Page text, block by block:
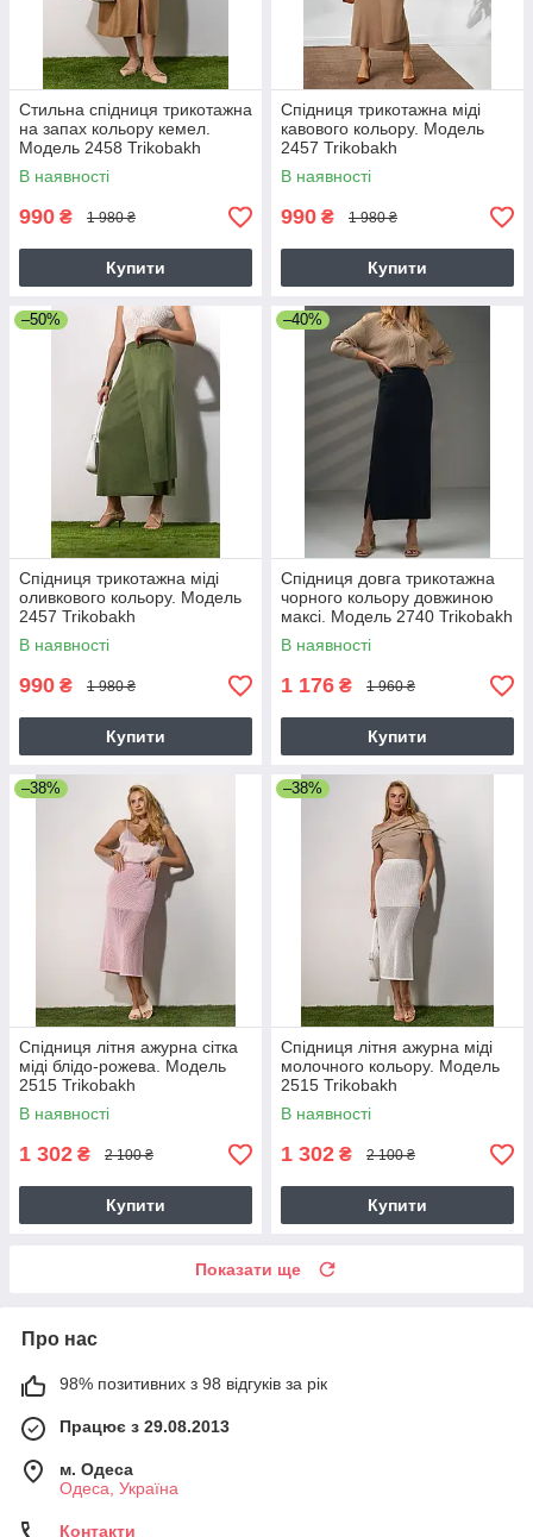
Стильна спідниця трикотажна
на запах кольору кемел.
Модель 2458 Trikobakh
В наявності
990 ₴ 1 980 ₴
Купити
Спідниця трикотажна міді
кавового кольору. Модель
2457 Trikobakh
В наявності
990 ₴ 1 980 ₴
Купити
–50%
Спідниця трикотажна міді
оливкового кольору. Модель
2457 Trikobakh
В наявності
990 ₴ 1 980 ₴
Купити
–40%
Спідниця довга трикотажна
чорного кольору довжиною
максі. Модель 2740 Trikobakh
В наявності
1 176 ₴ 1 960 ₴
Купити
–38%
Спідниця літня ажурна сітка
міді блідо-рожева. Модель
2515 Trikobakh
В наявності
1 302 ₴ 2 100 ₴
Купити
–38%
Спідниця літня ажурна міді
молочного кольору. Модель
2515 Trikobakh
В наявності
1 302 ₴ 2 100 ₴
Купити
Показати ще
Про нас
98% позитивних з 98 відгуків за рік
Працює з 29.08.2013
м. Одеса
Одеса, Україна
Контакти